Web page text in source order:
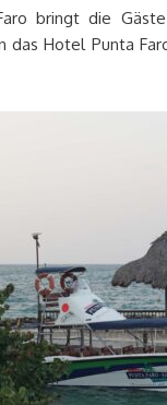
bringt die
Hotel Punta